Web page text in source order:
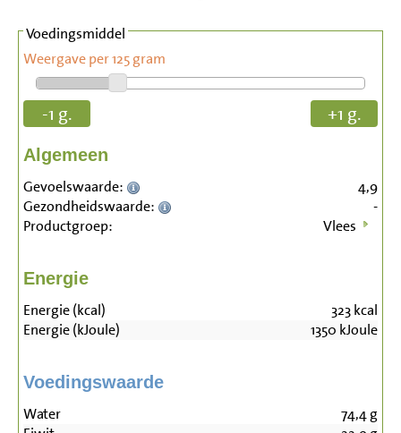
Voedingsmiddel
Weergave per 125 gram
-1 g. +1 g.
Algemeen
Gevoelswaarde:
4,9
Gezondheidswaarde:
-
Productgroep:
Vlees
Energie
Energie (kcal) 323kcal
Energie (kJoule)
1350 kJoule
Voedingswaarde
Water 74,4g